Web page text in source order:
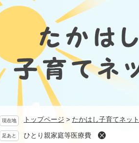
現在地 トップページ > たかはし子育てネット
足あと ひとり親家庭等医療費